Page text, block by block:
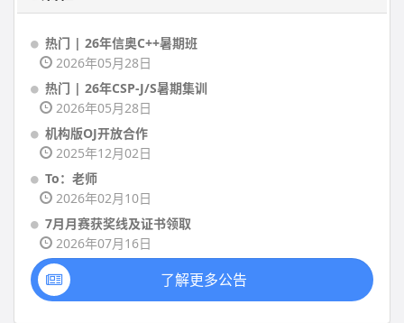
热门 | 26年信奥C++暑期班
2026年05月28日
热门 | 26年CSP-J/S暑期集训
2026年05月28日
机构版OJ开放合作
2025年12月02日
To：老师
2026年02月10日
7月月赛获奖线及证书领取
2026年07月16日
了解更多公告